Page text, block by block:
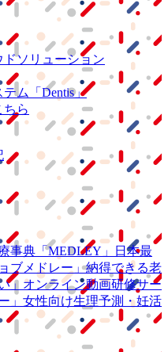
ソリューション
テム
「Dentis」
ちら
事典 「MEDLEY」
日本最
ョブメドレー」納得できる老
」 オンライン動画研修サー
」 女性向け生理予測・妊活